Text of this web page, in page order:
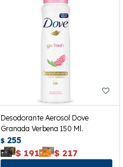
Desodorante Aerosol Dove
Granada Verbena 150 Ml.
$ 255
$ 191 $ 217